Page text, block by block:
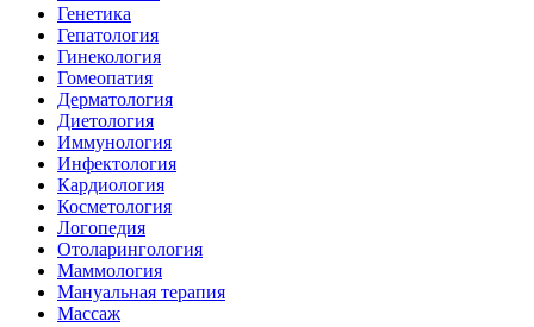
Генетика
Гепатология
Гинекология
Гомеопатия
Дерматология
Диетология
Иммунология
Инфектология
Кардиология
Косметология
Логопедия
Отоларингология
Маммология
Мануальная терапия
Массаж